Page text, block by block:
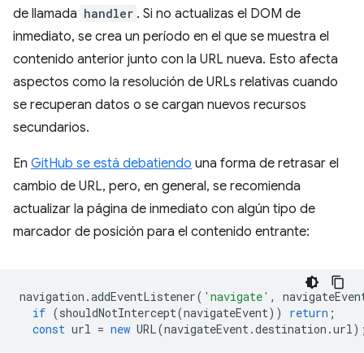
de llamada handler . Si no actualizas el DOM de
inmediato, se crea un período en el que se muestra el
contenido anterior junto con la URL nueva. Esto afecta
aspectos como la resolución de URLs relativas cuando
se recuperan datos o se cargan nuevos recursos
secundarios.
En GitHub se está debatiendo una forma de retrasar el
cambio de URL, pero, en general, se recomienda
actualizar la página de inmediato con algún tipo de
marcador de posición para el contenido entrante:
navigation .addEventListener( 'navigate' ,
if (shouldNotIntercept(navigateEvent)) return ;
const url = new URL(navigateEvent.destination .url